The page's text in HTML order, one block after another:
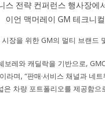
스 전략 컨퍼런스 행사장
이언 맥머레이 GM 테크니
장을 위한 GM의 멀티 브랜드
보레와 캐딜락을 기반으로,
라며, “판매·서비스 채널과 네
은 차량 포트폴리오를 제공함